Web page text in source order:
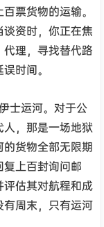
票货物的运输。
资时，你正在焦
理，寻找替代路
时间。
士运河。对于公
，那是一场地狱
货物全部无限期
上百封询问邮
估其对航程和成
周末，只有运河